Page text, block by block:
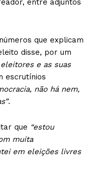
que explicam
disse, por um
e as suas
escrutínios
não há nem,
.
que “estou
muita
em eleições livres